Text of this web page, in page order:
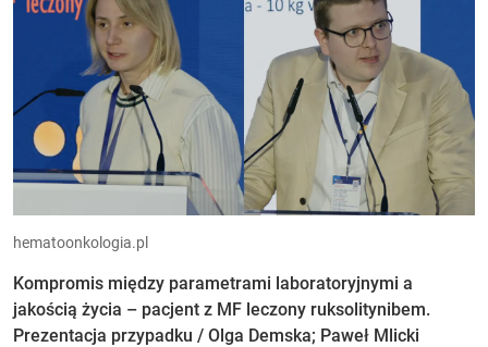
hematoonkologia.pl
Kompromis między parametrami laboratoryjnymi a
jakością życia – pacjent z MF leczony ruksolitynibem.
Prezentacja przypadku / Olga Demska; Paweł Mlicki